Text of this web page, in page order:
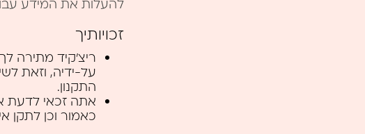
להעלות את המידע
זכויותיך
ריצ’קיד מתירה
על-ידיה, וזאת
התקנון.
אתה זכאי לדעת
כאמור וכן לתקן